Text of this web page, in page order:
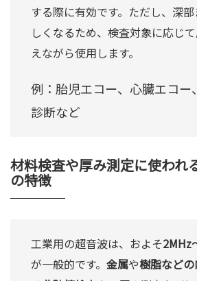
する際に有効です。ただし、深
しくなるため、検査対象に応じ
えながら使用します。
例：胎児エコー、心臓エコー
診断など
材料検査や厚み測定に使われ
の特徴
工業用の超音波は、およそ2MHz
が一般的です。 金属や樹脂など